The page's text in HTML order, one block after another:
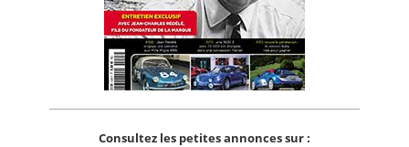
Consultez les petites annonces sur :